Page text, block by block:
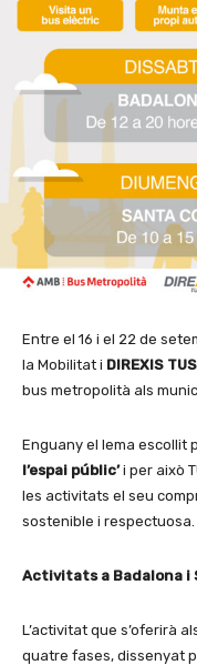
Entre el 16 i el 22 de
la Mobilitat i DIREXIS
bus metropolità als
Enguany el lema escollit
l’espai públic’i per això
les activitats el seu
sostenible i respectuosa.
Activitats a Badalona i
L’activitat que s’oferirà
quatre fases, dissenyat